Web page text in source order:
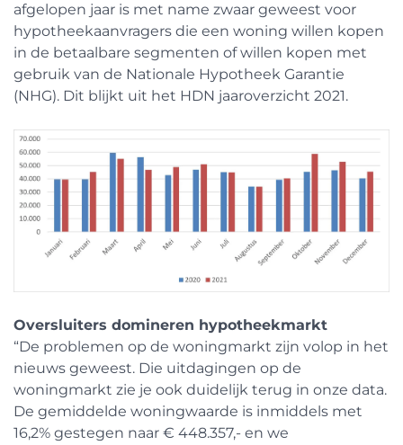
afgelopen jaar is met name zwaar geweest voor
hypotheekaanvragers die een woning willen kopen
in de betaalbare segmenten of willen kopen met
gebruik van de Nationale Hypotheek Garantie
(NHG). Dit blijkt uit het HDN jaaroverzicht 2021.
Oversluiters domineren hypotheekmarkt
“De problemen op de woningmarkt zijn volop in het
nieuws geweest. Die uitdagingen op de
woningmarkt zie je ook duidelijk terug in onze data.
De gemiddelde woningwaarde is inmiddels met
16,2% gestegen naar € 448.357,- en we